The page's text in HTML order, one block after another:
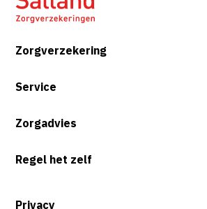
Zorgverzekering
Service
Zorgadvies
Regel het zelf
Privacy